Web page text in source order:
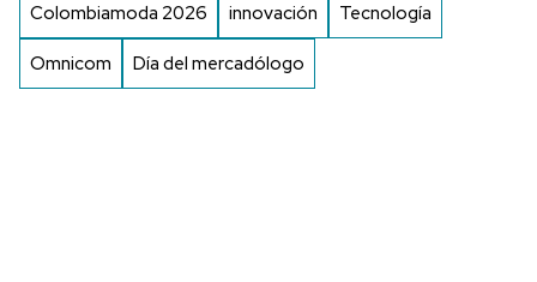
Colombiamoda 2026 innovación Tecnología
Omnicom Día del mercadólogo